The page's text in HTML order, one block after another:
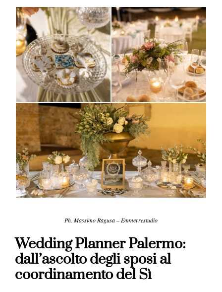
Ph. Massimo Ragusa – Emmerrestudio
Wedding Planner Palermo:
dall’ascolto degli sposi al
coordinamento del Sì